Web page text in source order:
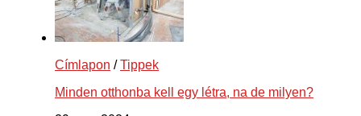
Címlapon /Tippek
Minden otthonba kell egy létra, na de milyen?